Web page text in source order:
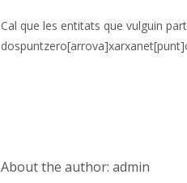
Cal que les entitats que vulguin
About the author: admin